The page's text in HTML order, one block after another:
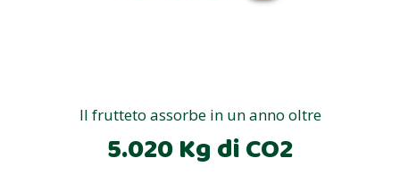
Il frutteto assorbe in un anno oltre
5.020 Kg di CO2